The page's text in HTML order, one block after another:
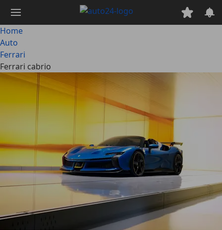
contenuto
principale
Home
Auto
Ferrari
Ferrari cabrio